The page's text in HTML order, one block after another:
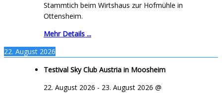
Stammtich beim Wirtshaus zur Hofmühle in
Ottensheim.
Mehr Details ...
22. August 2026
Testival Sky Club Austria in Moosheim
22. August 2026 - 23. August 2026 @